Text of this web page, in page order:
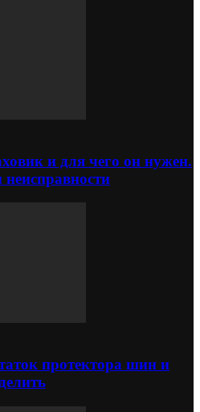
и для чего он нужен.
неисправности
протектора шин и